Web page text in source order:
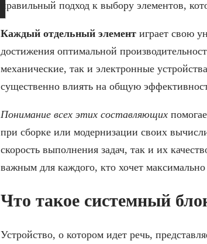
правильный подход к выбору элементов,
Каждый отдельный элементиграет свою
достижения оптимальной
механические, так и электронные
существенно влиять на общую
Понимание всех этих составляющих
при сборке или модернизации своих
скорость выполнения задач, так и их
важным для каждого, кто хочет
Что такое системный
Устройство, о котором идет речь,